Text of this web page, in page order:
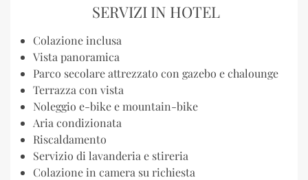
SERVIZI IN HOTEL
Colazione inclusa
Vista panoramica
Parco secolare attrezzato con gazebo e chalounge
Terrazza con vista
Noleggio e-bike e mountain-bike
Aria condizionata
Riscaldamento
Servizio di lavanderia e stireria
Colazione in camera su richiesta